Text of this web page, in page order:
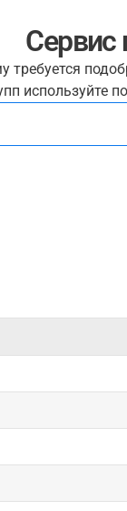
Сервис
требуется
используйте